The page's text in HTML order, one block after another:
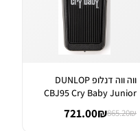
ווה ווה דנלופ DUNLOP
CBJ95 Cry Baby Junior
865.20₪
721.00₪